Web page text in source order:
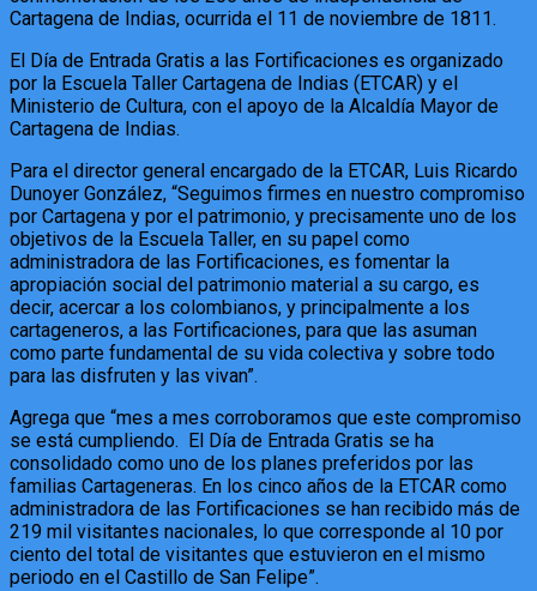
Cartagena de Indias, ocurrida el 11 de noviembre de 1811.
El Día de Entrada Gratis a las Fortificaciones es organizado
por la Escuela Taller Cartagena de Indias (ETCAR) y el
Ministerio de Cultura, con el apoyo de la Alcaldía Mayor de
Cartagena de Indias.
Para el director general encargado de la ETCAR, Luis Ricardo
Dunoyer González, “Seguimos firmes en nuestro compromiso
por Cartagena y por el patrimonio, y precisamente uno de los
objetivos de la Escuela Taller, en su papel como
administradora de las Fortificaciones, es fomentar la
apropiación social del patrimonio material a su cargo, es
decir, acercar a los colombianos, y principalmente a los
cartageneros, a las Fortificaciones, para que las asuman
como parte fundamental de su vida colectiva y sobre todo
para las disfruten y las vivan”.
Agrega que “mes a mes corroboramos que este compromiso
se está cumpliendo. El Día de Entrada Gratis se ha
consolidado como uno de los planes preferidos por las
familias Cartageneras. En los cinco años de la ETCAR como
administradora de las Fortificaciones se han recibido más de
219 mil visitantes nacionales, lo que corresponde al 10 por
ciento del total de visitantes que estuvieron en el mismo
periodo en el Castillo de San Felipe”.